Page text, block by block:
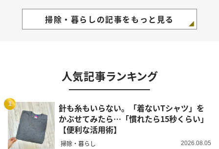
掃除・暮らしの記事をもっと見る
人気記事ランキング
1
針も糸もいらない。「着ないTシャツ」を
かぶせてみたら…「慣れたら15秒くらい」
【便利な活用術】
掃除・暮らし 2026.08.05